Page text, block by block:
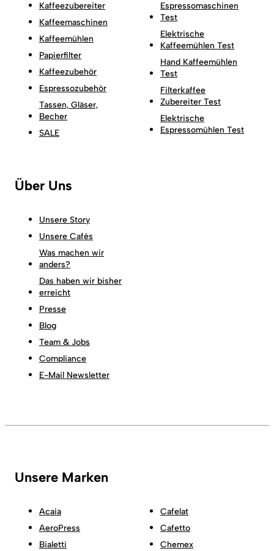
Kaffeezubereiter
Kaffeemaschinen
Kaffeemühlen
Papierfilter
Kaffeezubehör
Espressozubehör
Tassen, Gläser,
Becher
SALE
Espressomaschinen
Test
Elektrische
Kaffeemühlen Test
Hand Kaffeemühlen
Test
Filterkaffee
Zubereiter Test
Elektrische
Espressomühlen Test
Über Uns
Unsere Story
Unsere Cafés
Was machen wir
anders?
Das haben wir bisher
erreicht
Presse
Blog
Team & Jobs
Compliance
E-Mail Newsletter
Unsere Marken
Acaia
AeroPress
Bialetti
Cafelat
Cafetto
Chemex